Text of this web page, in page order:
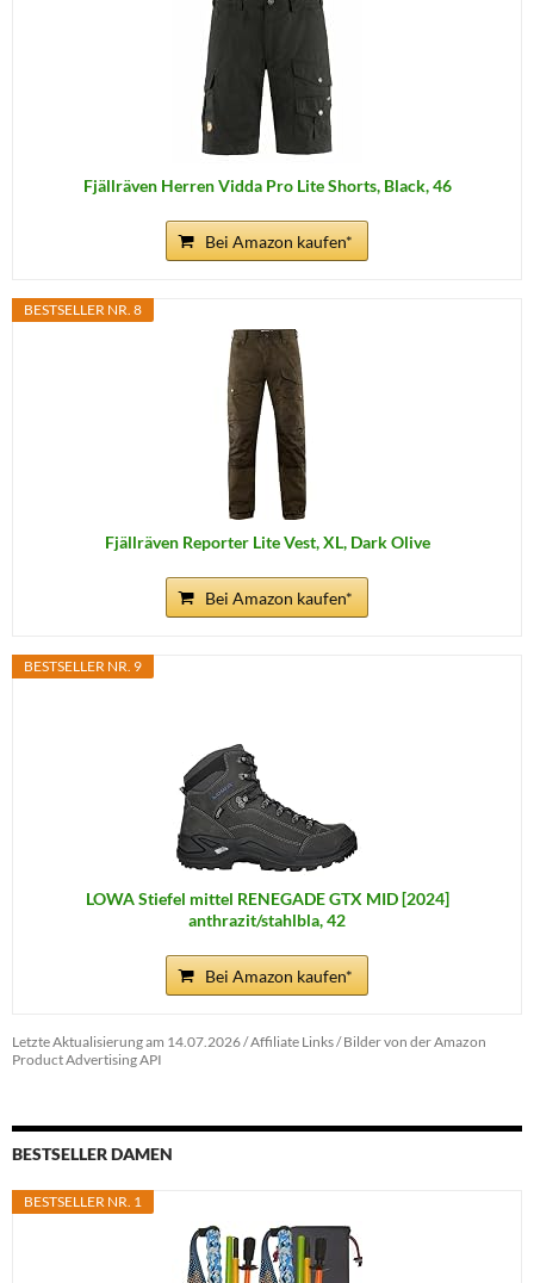
Fjällräven Herren Vidda Pro Lite Shorts, Black, 46
Bei Amazon kaufen*
BESTSELLER NR. 8
Fjällräven Reporter Lite Vest, XL, Dark Olive
Bei Amazon kaufen*
BESTSELLER NR. 9
LOWA Stiefel mittel RENEGADE GTX MID [2024]
anthrazit/stahlbla, 42
Bei Amazon kaufen*
Letzte Aktualisierung am 14.07.2026 / Affiliate Links / Bilder von der Amazon
Product Advertising API
BESTSELLER DAMEN
BESTSELLER NR. 1